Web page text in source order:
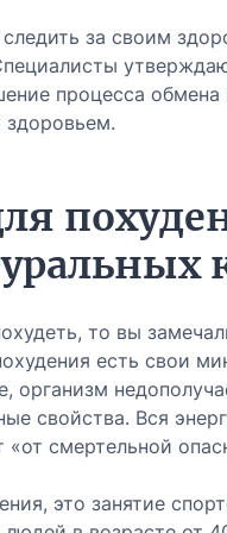
за своим
процесса
то вы
есть свои
организм
свойства. Вся
смертельной
это занятие